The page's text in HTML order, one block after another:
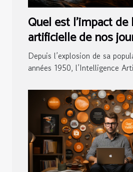
Quel est l’impact
artificielle de nos
Depuis l’explosion de sa
années 1950, l’Intelligence